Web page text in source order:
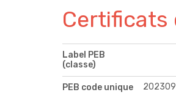
Certificats
Label PEB
(classe)
PEB code unique